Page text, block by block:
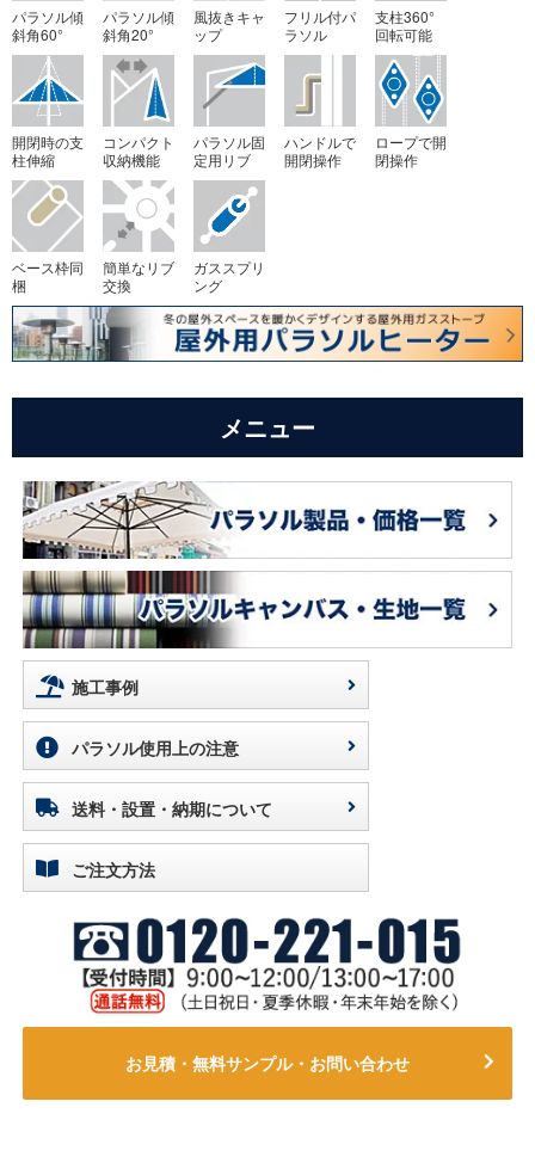
パラソル傾
斜角60°
パラソル傾
斜角20°
風抜きキャ
ップ
フリル付パ
ラソル
支柱360°
回転可能
開閉時の支
柱伸縮
コンパクト
収納機能
パラソル固
定用リブ
ハンドルで
開閉操作
ロープで開
閉操作
ベース枠同
梱
簡単なリブ
交換
ガススプリ
ング
メニュー
施工事例
パラソル使用上の注意
送料・設置・納期について
ご注文方法
お見積・無料サンプル・お問い合わせ